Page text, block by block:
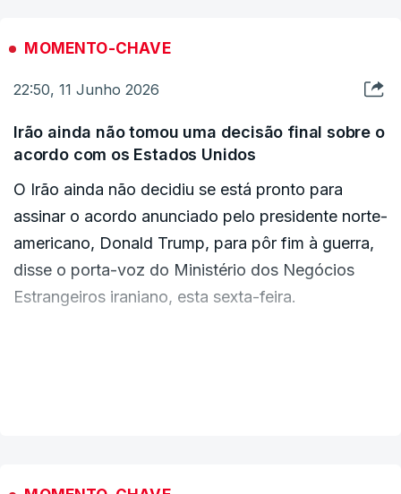
MOMENTO-CHAVE
22:50, 11 Junho 2026
Irão ainda não tomou uma decisão final sobre o
acordo com os Estados Unidos
O Irão ainda não decidiu se está pronto para
assinar o acordo anunciado pelo presidente norte-
americano, Donald Trump, para pôr fim à guerra,
disse o porta-voz do Ministério dos Negócios
Estrangeiros iraniano, esta sexta-feira.
Donald Trump tinha afirmado pouco antes que